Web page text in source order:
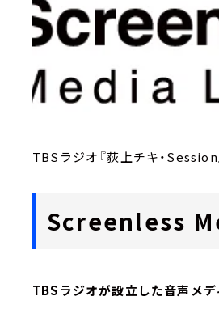
TBSラジオ『荻上チキ・Session
Screenless
TBSラジオが設立した音声メ